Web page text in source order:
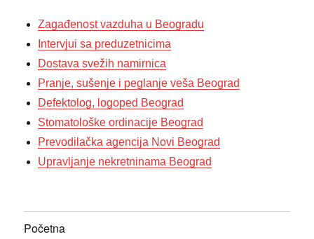
Zagađenost vazduha u Beogradu
Intervjui sa preduzetnicima
Dostava svežih namirnica
Pranje, sušenje i peglanje veša Beograd
Defektolog, logoped Beograd
Stomatološke ordinacije Beograd
Prevodilačka agencija Novi Beograd
Upravljanje nekretninama Beograd
Početna